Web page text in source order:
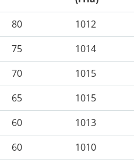
80
1012
75
1014
70
1015
65
1015
60
1013
60
1010